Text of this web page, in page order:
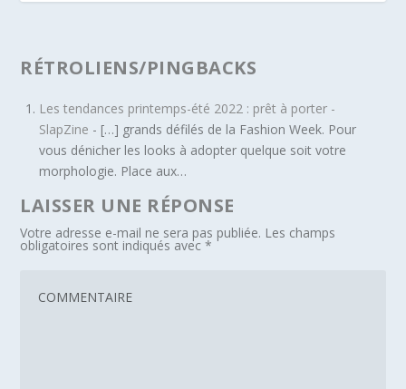
RÉTROLIENS/PINGBACKS
Les tendances printemps-été 2022 : prêt à porter -
SlapZine - […] grands défilés de la Fashion Week. Pour
vous dénicher les looks à adopter quelque soit votre
morphologie. Place aux…
LAISSER UNE RÉPONSE
Votre adresse e-mail ne sera pas publiée. Les champs
obligatoires sont indiqués avec*